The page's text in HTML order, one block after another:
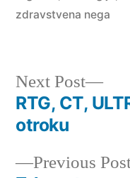
zdravstvena nega
Post
navigation
Previous
Next Post
Next
RTG, CT,
otroku